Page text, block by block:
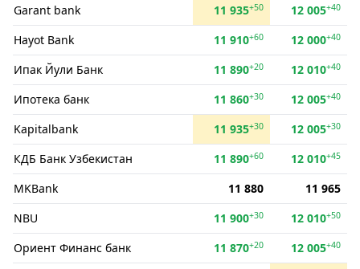
Garant bank 11 935+50 12 005+40
Hayot Bank 11 910+60 12 000+40
Ипак Йули Банк 11 890+20 12 010+40
Ипотека банк 11 860+30 12 005+40
Kapitalbank 11 935+30 12 005+30
КДБ Банк Узбекистан 11 890+60 12 010+45
MKBank 11 880
11 965
NBU
11 900+30 12 010+50
Ориент Финанс банк 11 870+20 12 005+40